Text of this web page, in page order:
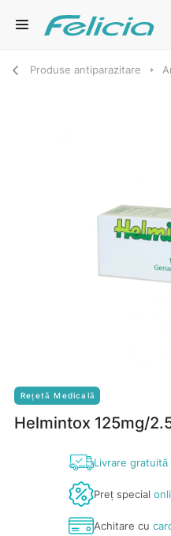
Produse antiparazitare
Rețetă Medicală
Helmintox 125mg/
Livrare gratuită
Preț special
Achitare cu